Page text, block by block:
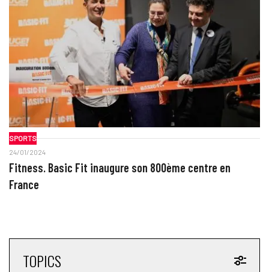
SPORTS
24/01/2024
Fitness. Basic Fit inaugure son 800ème centre en
France
TOPICS